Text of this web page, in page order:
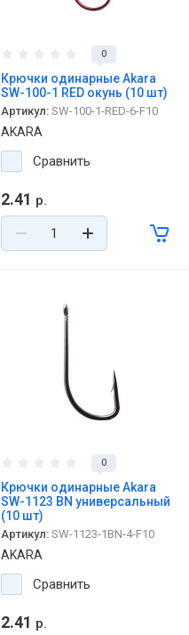
0
Крючки одинарные Akara
SW-100-1 RED окунь (10 шт)
Артикул: SW-100-1-RED-6-F10
AKARA
Сравнить
2.41 р.
0
Крючки одинарные Akara
SW-1123 BN универсальный
(10 шт)
Артикул: SW-1123-1BN-4-F10
AKARA
Сравнить
2.41 р.